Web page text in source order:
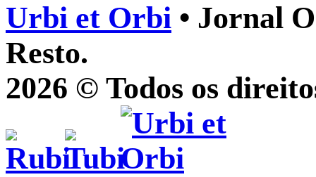
Urbi et Orbi • Jornal
Resto.
2026 © Todos os